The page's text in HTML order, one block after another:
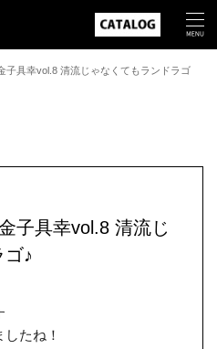
子具幸vol.8 清流じゃなくてもランドラゴ
子具幸vol.8 清流じ
♪
たね！